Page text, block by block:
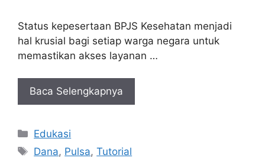
Status kepesertaan BPJS Kesehatan menjadi
hal krusial bagi setiap warga negara untuk
memastikan akses layanan …
Baca Selengkapnya
Kategori
Edukasi
Tag
Dana, Pulsa,Tutorial